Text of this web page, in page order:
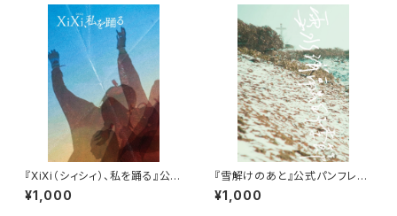
『XiXi（シィシィ）、私を踊る』公式
パンフレット
¥1,000
『雪解けのあと』公式パンフレッ
ト
¥1,000